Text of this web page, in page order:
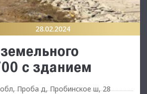
28.02.2024
с зданием
Проба д, Пробинское ш, 28